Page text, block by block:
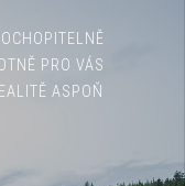
PRO VÁS
ASPOŇ